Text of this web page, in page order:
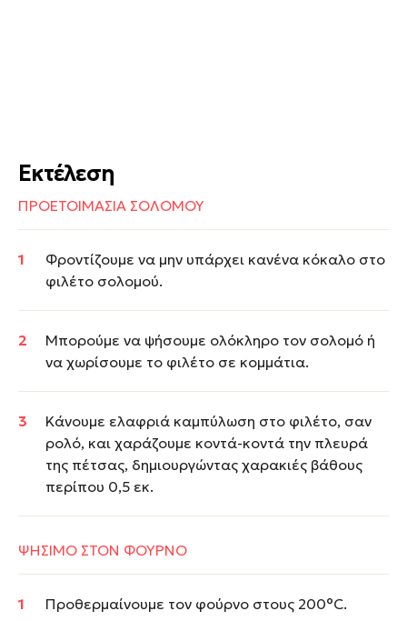
Εκτέλεση
ΠΡΟΕΤΟΙΜΑΣΙΑ ΣΟΛΟΜΟΥ
Φροντίζουμε να μην υπάρχει κανένα κόκαλο στο
φιλέτο σολομού.
Μπορούμε να ψήσουμε ολόκληρο τον σολομό ή
να χωρίσουμε το φιλέτο σε κομμάτια.
Κάνουμε ελαφριά καμπύλωση στο φιλέτο, σαν
ρολό, και χαράζουμε κοντά-κοντά την πλευρά
της πέτσας, δημιουργώντας χαρακιές βάθους
περίπου 0,5 εκ.
ΨΗΣΙΜΟ ΣΤΟΝ ΦΟΥΡΝΟ
Προθερμαίνουμε τον φούρνο στους 200°C.